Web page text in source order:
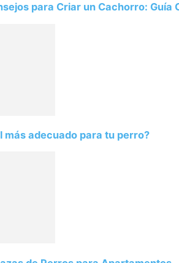
para Criar un Cachorro: Guía
más adecuado para tu perro?